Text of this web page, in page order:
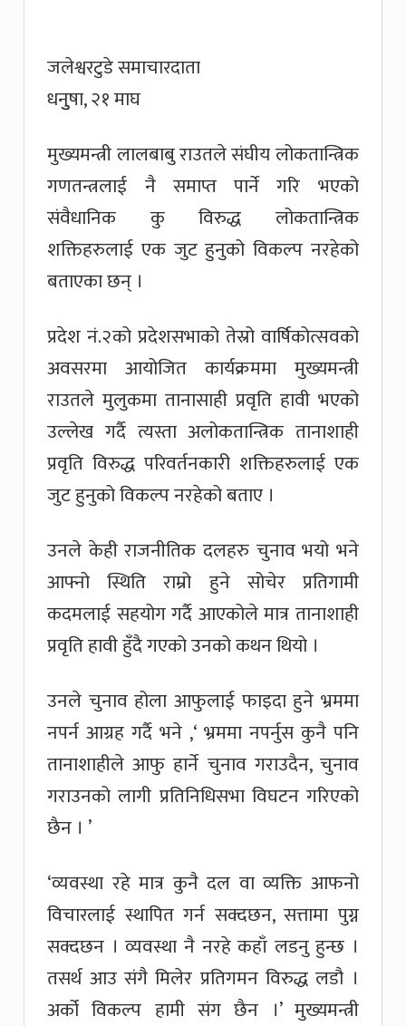
जलेश्वरटुडे समाचारदाता
धनुुषा, २१ माघ
मुख्यमन्त्री लालबाबु राउतले संघीय लोकतान्त्रिक
गणतन्त्रलाई नै समाप्त पार्ने गरि भएको
संवैधानिक कु विरुद्ध लोकतान्त्रिक
शक्तिहरुलाई एक जुट हुनुको विकल्प नरहेको
बताएका छन् ।
प्रदेश नं.२को प्रदेशसभाको तेस्रो वार्षिकोत्सवको
अवसरमा आयोजित कार्यक्रममा मुख्यमन्त्री
राउतले मुलुकमा तानासाही प्रवृति हावी भएको
उल्लेख गर्दै त्यस्ता अलोकतान्त्रिक तानाशाही
प्रवृति विरुद्ध परिवर्तनकारी शक्तिहरुलाई एक
जुट हुनुको विकल्प नरहेको बताए ।
उनले केही राजनीतिक दलहरु चुनाव भयो भने
आफ्नो स्थिति राम्रो हुने सोचेर प्रतिगामी
कदमलाई सहयोग गर्दै आएकोले मात्र तानाशाही
प्रवृति हावी हुँदै गएको उनको कथन थियो ।
उनले चुनाव होला आफुलाई फाइदा हुने भ्रममा
नपर्न आग्रह गर्दै भने ,‘ भ्रममा नपर्नुस कुनै पनि
तानाशाहीले आफु हार्ने चुनाव गराउदैन, चुनाव
गराउनको लागी प्रतिनिधिसभा विघटन गरिएको
छैन । ’
‘व्यवस्था रहे मात्र कुनै दल वा व्यक्ति आफनो
विचारलाई स्थापित गर्न सक्दछन, सत्तामा पुग्न
सक्दछन । व्यवस्था नै नरहे कहाँ लडनु हुन्छ ।
तसर्थ आउ संगै मिलेर प्रतिगमन विरुद्ध लडौ ।
अर्को विकल्प हामी संग छैन ।’ मुख्यमन्त्री